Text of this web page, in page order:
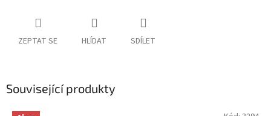
ZEPTAT SE HLÍDAT SDÍLET
Související produkty